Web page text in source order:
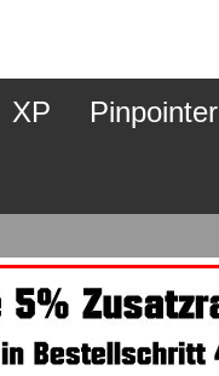
XP Pinpointer